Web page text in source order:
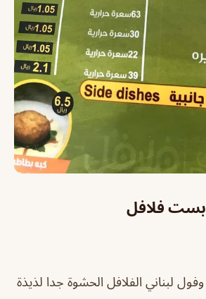
بست فلافل
لبناني الفلافل الحشوة جدا لذيذة